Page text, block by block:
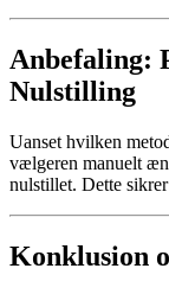
Anbefaling:
Nulstilling
Uanset hvilken
vælgeren manuelt
nulstillet. Dette
Konklusion